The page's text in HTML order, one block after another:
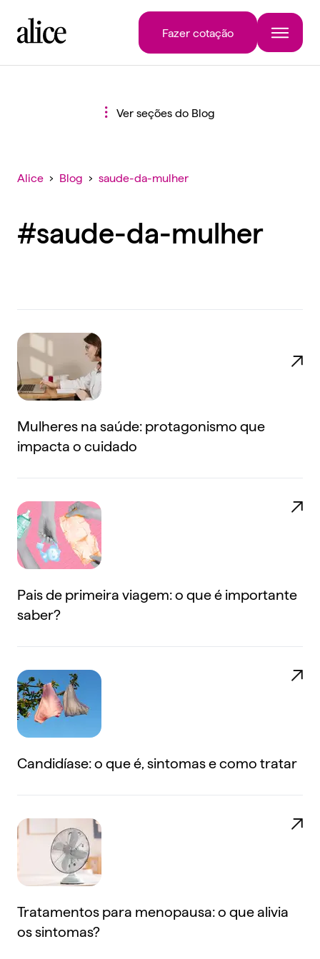
Fazer cotação
Ver seções do Blog
Alice › Blog › saude-da-mulher
#saude-da-mulher
Mulheres na saúde: protagonismo que
impacta o cuidado
Pais de primeira viagem: o que é importante
saber?
Candidíase: o que é, sintomas e como tratar
Tratamentos para menopausa: o que alivia
os sintomas?